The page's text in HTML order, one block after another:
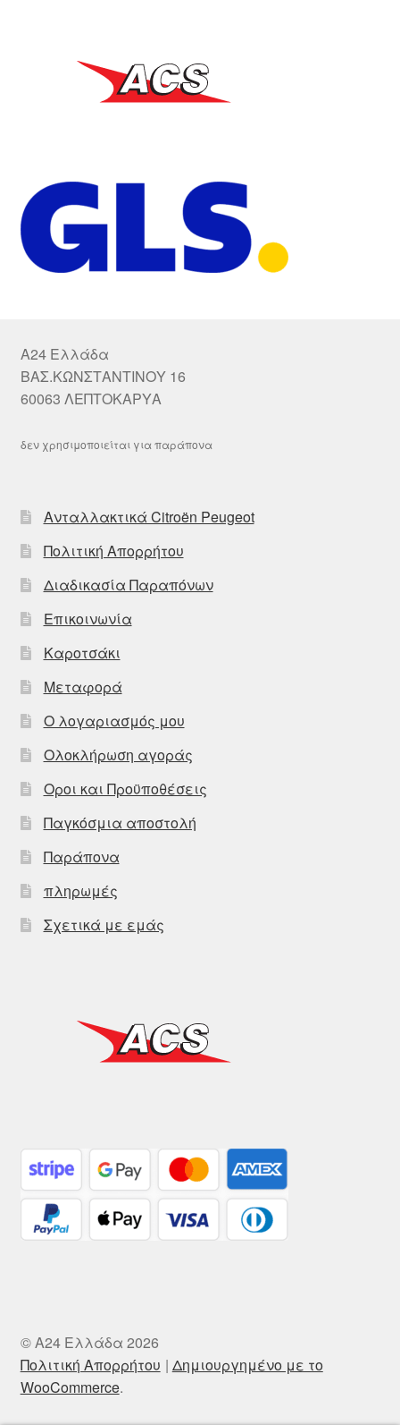
A24 Ελλάδα
ΒΑΣ.ΚΩΝΣΤΑΝΤΙΝΟΥ 16
60063 ΛΕΠΤΟΚΑΡΥΑ
δεν χρησιμοποιείται για παράπονα
Ανταλλακτικά Citroën Peugeot
Πολιτική Απορρήτου
Διαδικασία Παραπόνων
Επικοινωνία
Καροτσάκι
Μεταφορά
Ο λογαριασμός μου
Ολοκλήρωση αγοράς
Οροι και Προϋποθέσεις
Παγκόσμια αποστολή
Παράπονα
πληρωμές
Σχετικά με εμάς
© A24 Ελλάδα 2026
Πολιτική Απορρήτου
Δημιουργημένο με το
WooCommerce.